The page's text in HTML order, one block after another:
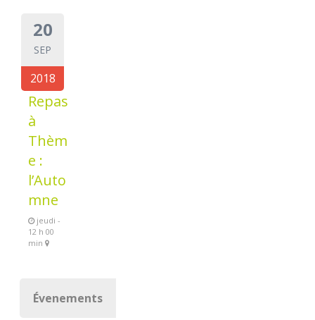
20
SEP
2018
Repas
à
Thèm
e :
l’Auto
mne
jeudi -
12 h 00
min
Évenements